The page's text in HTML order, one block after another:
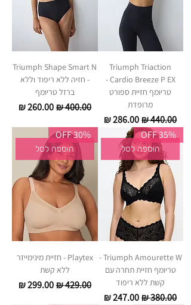
Triumph Triaction
Cardio Breeze P EX -
טריומף חזיית ספורט
מרופדת
מחיר רגיל‏440.00 ‏₪ מחיר מבצע
Triumph Shape Smart N
- חזיה ללא ריפוד וללא
ברזל טריומף
מחיר רגיל‏400.00 ‏₪ מחיר מבצע‏260.00 ‏₪
הוספה לסל
35% OFF
Triumph Amourette W -
טריומף חזיית תחרה עם
קשת ללא ריפוד
מחיר רגיל‏380.00 ‏₪ מחיר מבצע
הוספה לסל
30% OFF
Playtex - חזיית מינימייזר
ללא קשת
מחיר רגיל‏429.00 ‏₪ מחיר מבצע‏299.00 ‏₪